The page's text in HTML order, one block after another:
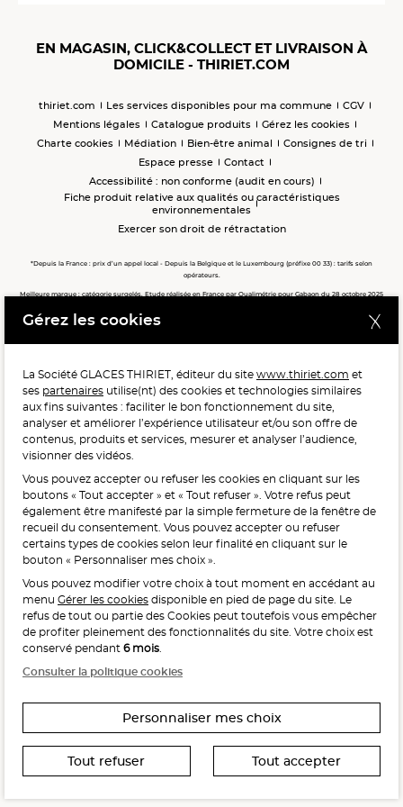
EN MAGASIN, CLICK&COLLECT ET LIVRAISON À
DOMICILE - THIRIET.COM
thiriet.com Les services disponibles pour ma commune
CGV
Mentions légales
Catalogue produits
Gérez les cookies
Charte cookies
Médiation Bien-être animal
Consignes de tri
Espace presse
Contact
Accessibilité : non conforme (audit en cours)
Fiche produit relative aux qualités ou caractéristiques
environnementales
Exercer son droit de rétractation
*Depuis la France : prix d’un appel local - Depuis la Belgique et le Luxembourg (préfixe 00 33) : tarifs selon
opérateurs.
Meilleure marque : catégorie surgelés. Etude réalisée en France par Qualimétrie pour Gabaon du 28 octobre 2025
Meilleure chaîne de magasins, Meilleur e-commerçant, Meilleure relation clients : catégorie surgelés. Étude
POUR VOTRE SANTÉ, MANGEZ AU MOINS CINQ FRUITS ET
LÉGUMES PAR JOUR.WWW.MANGERBOUGER.FR
L'abus d'alcool est dangereux pour la santé, à consommer
avec modération.
Interdiction de vente de boissons alcooliques
aux mineurs de moins de 18 ans
La preuve de majorité de l’acheteur est exigée au moment
de la vente en ligne.
CODE DE LA SANTÉ PUBLIQUE, ART. L. 3342-1 ET L. 3353-3
Gérez les cookies
La Société GLACES THIRIET, éditeur du site www.thiriet.com et
ses partenaires utilise(nt) des cookies et technologies similaires
aux fins suivantes : faciliter le bon fonctionnement du site,
analyser et améliorer l’expérience utilisateur et/ou son offre de
contenus, produits et services, mesurer et analyser l’audience,
visionner des vidéos.
Vous pouvez accepter ou refuser les cookies en cliquant sur les
boutons « Tout accepter » et « Tout refuser ». Votre refus peut
également être manifesté par la simple fermeture de la fenêtre de
recueil du consentement. Vous pouvez accepter ou refuser
certains types de cookies selon leur finalité en cliquant sur le
bouton « Personnaliser mes choix ».
Vous pouvez modifier votre choix à tout moment en accédant au
menu Gérer les cookies disponible en pied de page du site. Le
refus de tout ou partie des Cookies peut toutefois vous empêcher
de profiter pleinement des fonctionnalités du site. Votre choix est
conservé pendant 6 mois.
Consulter la politique cookies
Personnaliser mes choix
Tout refuser Tout accepter